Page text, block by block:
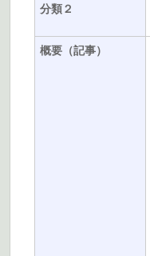
分類２
概要（記事）